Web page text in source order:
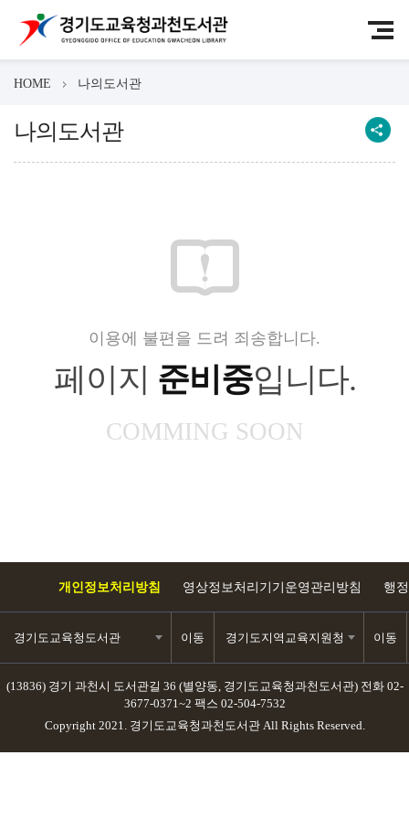
HOME 나의도서관
나의도서관
이용에 불편을 드려 죄송합니다.
페이지 준비중입니다.
COMMING SOON
개인정보처리방침 영상정보처리기기운영관리방침 행
경기도교육청도서관 이동 경기도지역교육지원청 이동
(13836) 경기 과천시 도서관길 36 (별양동, 경기도교육청과천도서관) 전화 02-
3677-0371~2 팩스 02-504-7532
Copyright 2021. 경기도교육청과천도서관 All Rights Reserved.